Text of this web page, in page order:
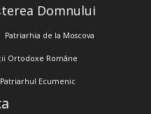
Domnului
Patriarhia de la Moscova
Ortodoxe Române
Patriarhul Ecumenic